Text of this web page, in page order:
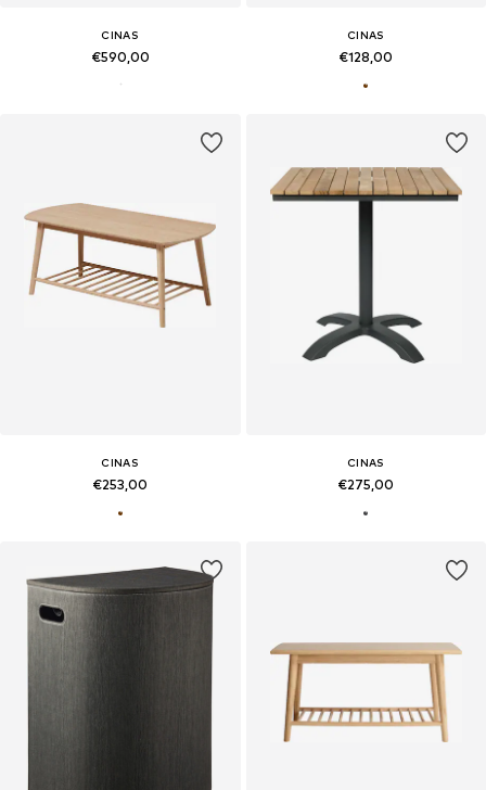
CINAS
€590,00
CINAS
€128,00
CINAS
€253,00
CINAS
€275,00